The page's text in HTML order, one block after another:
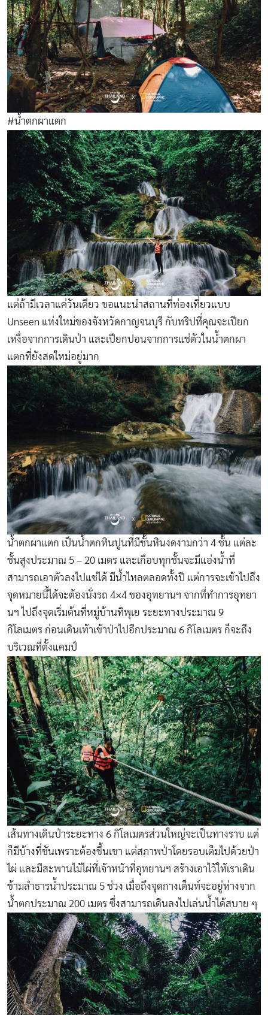
#น้ำตกผาแตก
แต่ถ้ามีเวลาแค่วันเดียว ขอแนะนำสถานที่ท่องเที่ยวแบบ
Unseen แห่งใหม่ของจังหวัดกาญจนบุรี กับทริปที่คุณจะเปียก
เหงื่อจากการเดินป่า และเปียกปอนจากการแช่ตัวในน้ำตกผา
แตกที่ยังสดใหม่อยู่มาก
น้ำตกผาแตก เป็นน้ำตกหินปูนที่มีชั้นหินงดงามกว่า 4 ชั้น แต่ละ
ชั้นสูงประมาณ 5 – 20 เมตร และเกือบทุกชั้นจะมีแอ่งน้ำที่
สามารถเอาตัวลงไปแช่ได้ มีน้ำไหลตลอดทั้งปี แต่การจะเข้าไปถึง
จุดหมายนี้ได้จะต้องนั่งรถ 4×4 ของอุทยานฯ จากที่ทำการอุทยา
นฯ ไปถึงจุดเริ่มต้นที่หมู่บ้านทิพุเย ระยะทางประมาณ 9
กิโลเมตร ก่อนเดินเท้าเข้าป่าไปอีกประมาณ 6 กิโลเมตร ก็จะถึง
บริเวณที่ตั้งแคมป์
เส้นทางเดินป่าระยะทาง 6 กิโลเมตรส่วนใหญ่จะเป็นทางราบ แต่
ก็มีบ้างที่ชันเพราะต้องขึ้นเขา แต่สภาพป่าโดยรอบเต็มไปด้วยป่า
ไผ่ และมีสะพานไม้ไผ่ที่เจ้าหน้าที่อุทยานฯ สร้างเอาไว้ให้เราเดิน
ข้ามลำธารน้ำประมาณ 5 ช่วง เมื่อถึงจุดกางเต็นท์จะอยู่ห่างจาก
น้ำตกประมาณ 200 เมตร ซึ่งสามารถเดินลงไปเล่นน้ำได้สบาย ๆ